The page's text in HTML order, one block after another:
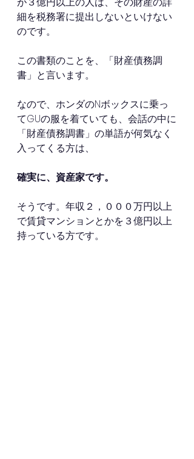
細を税務署に提出しないといけない
のです。
この書類のことを、「財産債務調
書」と言います。
なので、ホンダのNボックスに乗っ
てGUの服を着ていても、会話の中に
「財産債務調書」の単語が何気なく
入ってくる方は、
確実に、資産家です。
そうです。年収２，０００万円以上
で賃貸マンションとかを３億円以上
持っている方です。